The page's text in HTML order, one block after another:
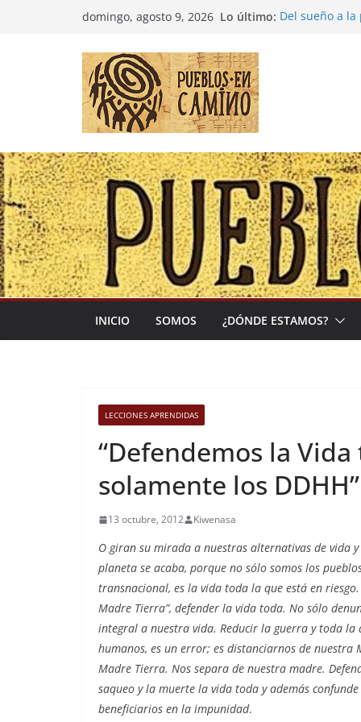
domingo, agosto 9, 2026 Lo último: Del sueño a
INICIO SOMOS ¿DÓNDE ESTAMOS?
LECCIONES APRENDIDAS
“Defendemos la
solamente los DDHH”
13 octubre, 2012 Kiwenasa
O giran su mirada a nuestras alternativas de vida
planeta se acaba, porque no sólo somos los
transnacional, es la vida toda la que está en
Madre Tierra”, defender la vida toda. No sólo
integral a nuestra vida. Reducir la guerra y toda la
humanos, es un error; es distanciarnos de nuestra
Madre Tierra. Nos separa de nuestra madre.
saqueo y la muerte la vida toda y además
beneficiarios en la impunidad.